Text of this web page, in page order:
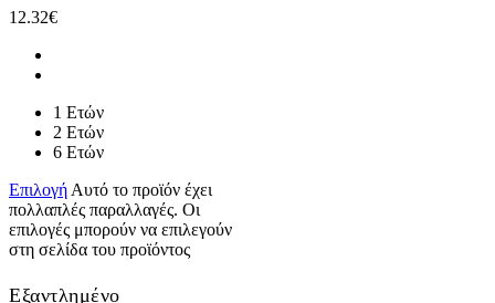
12.32€
1 Ετών
2 Ετών
6 Ετών
Επιλογή Αυτό το προϊόν έχει
πολλαπλές παραλλαγές. Οι
επιλογές μπορούν να επιλεγούν
στη σελίδα του προϊόντος
Εξαντλημένο